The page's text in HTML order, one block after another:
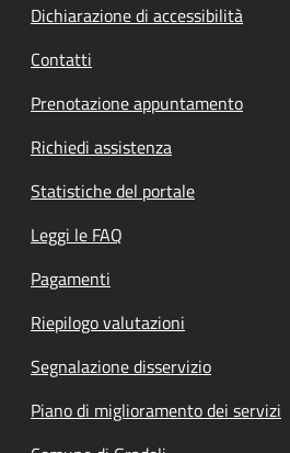
Dichiarazione di accessibilità
Contatti
Prenotazione appuntamento
Richiedi assistenza
Statistiche del portale
Leggi le FAQ
Pagamenti
Riepilogo valutazioni
Segnalazione disservizio
Piano di miglioramento dei servizi